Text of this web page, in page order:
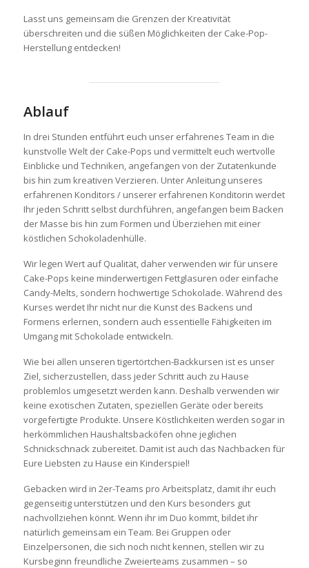
Lasst uns gemeinsam die Grenzen der Kreativität
überschreiten und die süßen Möglichkeiten der Cake-Pop-
Herstellung entdecken!
Ablauf
In drei Stunden entführt euch unser erfahrenes Team in die
kunstvolle Welt der Cake-Pops und vermittelt euch wertvolle
Einblicke und Techniken, angefangen von der Zutatenkunde
bis hin zum kreativen Verzieren. Unter Anleitung unseres
erfahrenen Konditors / unserer erfahrenen Konditorin werdet
Ihr jeden Schritt selbst durchführen, angefangen beim Backen
der Masse bis hin zum Formen und Überziehen mit einer
köstlichen Schokoladenhülle.
Wir legen Wert auf Qualität, daher verwenden wir für unsere
Cake-Pops keine minderwertigen Fettglasuren oder einfache
Candy-Melts, sondern hochwertige Schokolade. Während des
Kurses werdet Ihr nicht nur die Kunst des Backens und
Formens erlernen, sondern auch essentielle Fähigkeiten im
Umgang mit Schokolade entwickeln.
Wie bei allen unseren tigertörtchen-Backkursen ist es unser
Ziel, sicherzustellen, dass jeder Schritt auch zu Hause
problemlos umgesetzt werden kann. Deshalb verwenden wir
keine exotischen Zutaten, speziellen Geräte oder bereits
vorgefertigte Produkte. Unsere Köstlichkeiten werden sogar in
herkömmlichen Haushaltsbacköfen ohne jeglichen
Schnickschnack zubereitet. Damit ist auch das Nachbacken für
Eure Liebsten zu Hause ein Kinderspiel!
Gebacken wird in 2er-Teams pro Arbeitsplatz, damit ihr euch
gegenseitig unterstützen und den Kurs besonders gut
nachvollziehen könnt. Wenn ihr im Duo kommt, bildet ihr
natürlich gemeinsam ein Team. Bei Gruppen oder
Einzelpersonen, die sich noch nicht kennen, stellen wir zu
Kursbeginn freundliche Zweierteams zusammen – so